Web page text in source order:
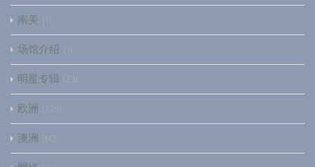
南美 1
场馆介绍 1
明星专辑 23
欧洲 126
澳洲 50